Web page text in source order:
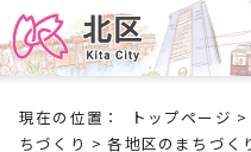
現在の位置： トップページ >
ちづくり >各地区のまちづく